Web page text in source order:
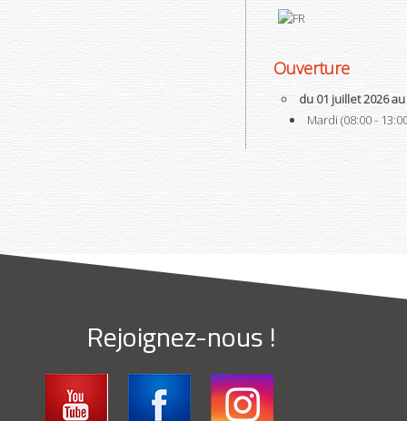
Ouverture
du 01 juillet 2026
Mardi (08:00 -
Rejoignez-nous !